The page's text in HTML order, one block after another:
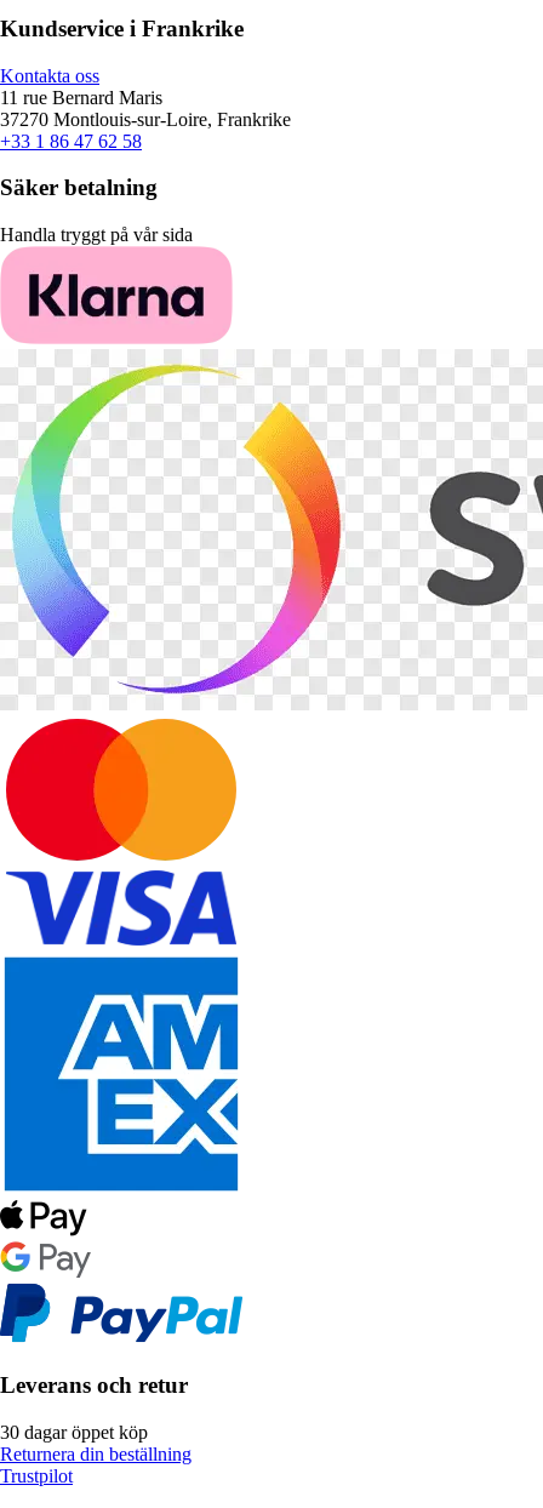
Kundservice i Frankrike
Kontakta oss
11 rue Bernard Maris
37270 Montlouis-sur-Loire, Frankrike
+33 1 86 47 62 58
Säker betalning
Handla tryggt på vår sida
Leverans och retur
30 dagar öppet köp
Returnera din beställning
Trustpilot